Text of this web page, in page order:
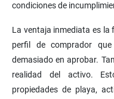
condiciones de
La ventaja inmediata es la
perfil de comprador
demasiado en aprobar.
realidad del activo.
propiedades de playa,